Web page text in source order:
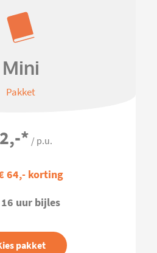
Mini
Pakket
* / p.u.
64,- korting
16 uur bijles
pakket